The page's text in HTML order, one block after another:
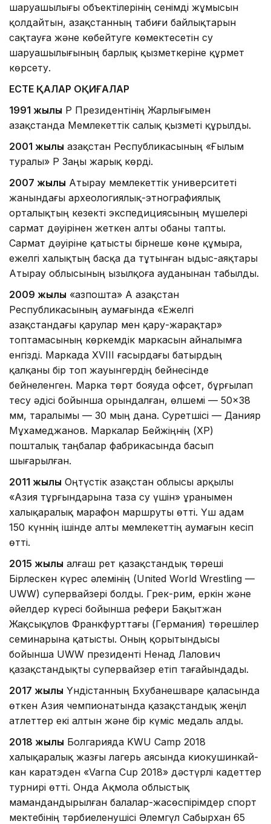
шаруашылығы объектілерінің сенімді жұмысын
қолдайтын, Қазақстанның табиғи байлықтарын
сақтауға және көбейтуге көмектесетін су
шаруашылығының барлық қызметкеріне құрмет
көрсету.
ЕСТЕ ҚАЛАР ОҚИҒАЛАР
1991 жылы ҚР Президентінің Жарлығымен
Қазақстанда Мемлекеттік салық қызметі құрылды.
2001 жылы Қазақстан Республикасының «Ғылым
туралы» ҚР Заңы жарық көрді.
2007 жылы Атырау мемлекеттік университеті
жанындағы археологиялық-этнографиялық
орталықтың кезекті экспедициясының мүшелері
сармат дәуірінен жеткен алты обаны тапты.
Сармат дәуіріне қатысты бірнеше көне құмыра,
ежелгі халықтың басқа да тұтынған ыдыс-аяқтары
Атырау облысының Қызылқоға ауданынан табылды.
2009 жылы «Қазпошта» АҚ Қазақстан
Республикасының аумағында «Ежелгі
Қазақстандағы қарулар мен қару-жарақтар»
топтамасының көркемдік маркасын айналымға
енгізді. Маркада XVIII ғасырдағы батырдың
қалқаны бір топ жауынгердің бейнесінде
бейнеленген. Марка төрт бояуда офсет, бұрғылап
тесу әдiсi бойынша орындалған, өлшемі — 50×38
мм, таралымы — 30 мың дана. Суретшiсі — Данияр
Мұхамеджанов. Маркалар Бейжіңнің (ҚХР)
пошталық таңбалар фабрикасында басып
шығарылған.
2011 жылы Оңтүстік Қазақстан облысы арқылы
«Азия тұрғындарына таза су үшін» ұранымен
халықаралық марафон маршруты өтті. Үш адам
150 күннің ішінде алты мемлекеттің аумағын кесіп
өтті.
2015 жылы алғаш рет қазақстандық төреші
Бірлескен күрес әлемінің (United World Wrestling —
UWW) супервайзері болды. Грек-рим, еркін және
әйелдер күресі бойынша рефери Бақытжан
Жақсықұлов Франкфурттағы (Германия) төрешілер
семинарына қатысты. Оның қорытындысы
бойынша UWW президенті Ненад Лалович
қазақстандықты супервайзер етіп тағайындады.
2017 жылы Үндістанның Бхубанешваре қаласында
өткен Азия чемпионатында қазақстандық жеңіл
атлеттер екі алтын және бір күміс медаль алды.
2018 жылы Болгарияда KWU Camp 2018
халықаралық жазғы лагерь аясында киокушинкай-
кан каратэден «Varna Cup 2018» дәстүрлі кадеттер
турнирі өтті. Онда Ақмола облыстық
мамандандырылған балалар-жасөспірімдер спорт
мектебінің тәрбиеленушісі Әлемгүл Сабырхан 65